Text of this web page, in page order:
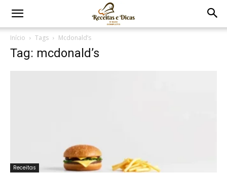
Início Tags Mcdonald’s
Tag: mcdonald’s
Receitas